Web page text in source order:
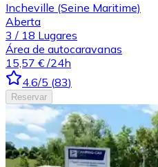
Incheville (Seine Maritime)
Aberta
3 / 18 Lugares
Área de autocaravanas
15,57 € /24h
4.6/5 (83)
Reservar